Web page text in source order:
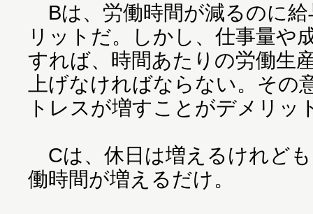
Bは、労働時間が減るのに
リットだ。しかし、仕事量や
すれば、時間あたりの労働生
上げなければならない。その
トレスが増すことがデメリッ
Cは、休日は増えるけれど
働時間が増えるだけ。